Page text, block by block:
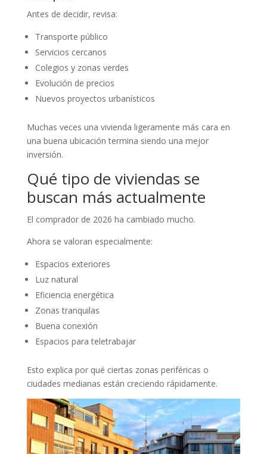
Antes de decidir, revisa:
Transporte público
Servicios cercanos
Colegios y zonas verdes
Evolución de precios
Nuevos proyectos urbanísticos
Muchas veces una vivienda ligeramente más cara en
una buena ubicación termina siendo una mejor
inversión.
Qué tipo de viviendas se
buscan más actualmente
El comprador de 2026 ha cambiado mucho.
Ahora se valoran especialmente:
Espacios exteriores
Luz natural
Eficiencia energética
Zonas tranquilas
Buena conexión
Espacios para teletrabajar
Esto explica por qué ciertas zonas periféricas o
ciudades medianas están creciendo rápidamente.